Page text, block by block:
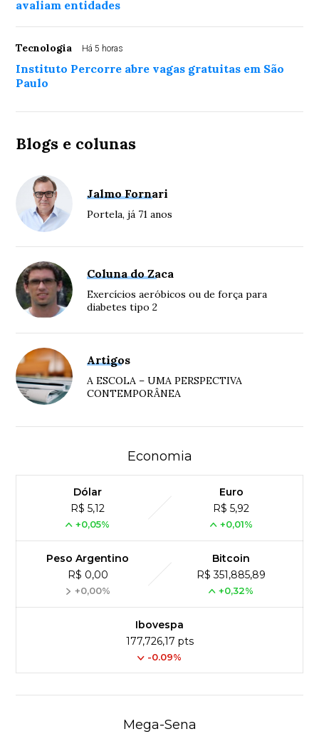
avaliam entidades
Tecnologia Há 5 horas
Instituto Percorre abre vagas gratuitas em São
Paulo
Blogs e colunas
Jalmo Fornari
Portela, já 71 anos
Coluna do Zaca
Exercícios aeróbicos ou de força para
diabetes tipo 2
Artigos
A ESCOLA – UMA PERSPECTIVA
CONTEMPORÂNEA
Economia
Dólar
R$ 5,12
+0,05%
Euro
R$ 5,92
+0,01%
Peso Argentino
R$ 0,00
+0,00%
Bitcoin
R$ 351,885,89
+0,32%
Ibovespa
177,726,17 pts
-0.09%
Mega-Sena